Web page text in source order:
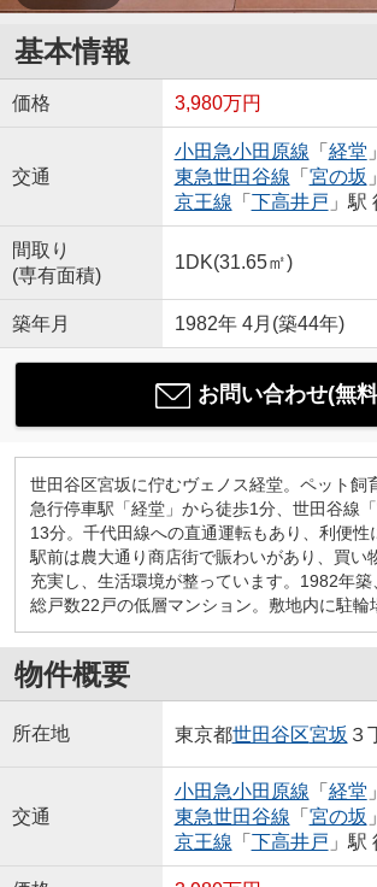
基本情報
価格 3,980万円
交通
小田急小田原線 「 経堂
東急世田谷線 「 宮の坂
京王線 「 下高井戸 」駅
間取り
(専有面積)
1DK(31.65㎡)
築年月 1982年 4月(築44年)
お問い合わせ(無
世田谷区宮坂に佇むヴェノス経堂。ペット飼
急行停車駅「経堂」から徒歩1分、世田谷線
13分。千代田線への直通運転もあり、利便性
駅前は農大通り商店街で賑わいがあり、買い
充実し、生活環境が整っています。1982年築
総戸数22戸の低層マンション。敷地内に駐輪
物件概要
所在地 東京都世田谷区宮坂 ３
交通
小田急小田原線 「 経堂
東急世田谷線 「 宮の坂
京王線 「 下高井戸 」駅